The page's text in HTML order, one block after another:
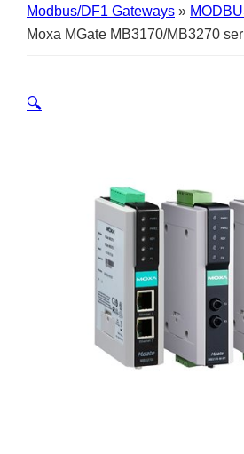
Modbus/DF1 Gateways »
Moxa MGate MB3170/MB3270
🔍